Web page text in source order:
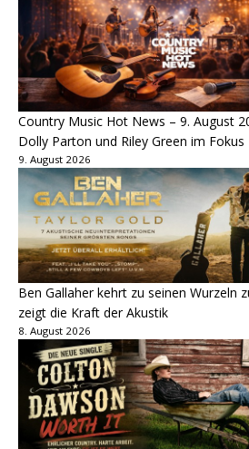
Country Music Hot News – 9. August
Dolly Parton und Riley Green im Fokus
9. August 2026
Ben Gallaher kehrt zu seinen Wurzeln
zeigt die Kraft der Akustik
8. August 2026